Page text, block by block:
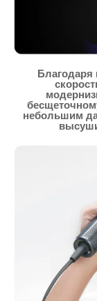
Благодаря
небольшим